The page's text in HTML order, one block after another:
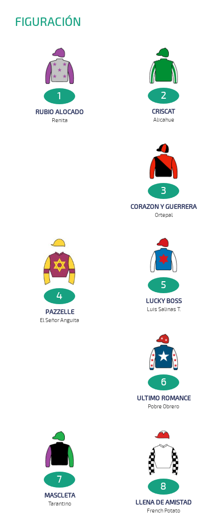
FIGURACIÓN
1
RUBIO ALOCADO
Renita
2
CRISCAT
Alicahue
3
CORAZON Y GUERRERA
Ortepal
4
PAZZELLE
El Señor Anguita
5
LUCKY BOSS
Luis Salinas T.
6
ULTIMO ROMANCE
Pobre Obrero
7
MASCLETA
Tarantino
8
LLENA DE AMISTAD
French Potato